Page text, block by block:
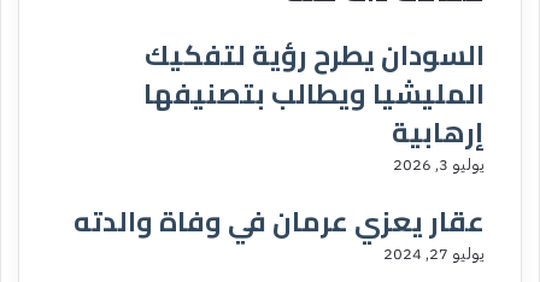
السودان يطرح رؤية لتفكيك
المليشيا ويطالب بتصنيفها
إرهابية
يوليو 3, 2026
عقار يعزي عرمان في وفاة والدته
يوليو 27, 2024